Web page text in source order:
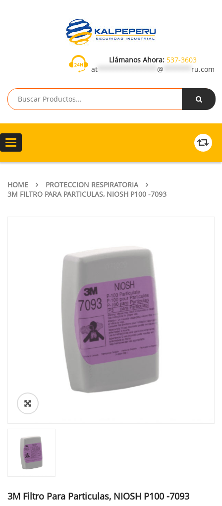
Llámanos Ahora: 537-3603
at
@ ru.com
Toggle
navigation
HOME
PROTECCION RESPIRATORIA
3M FILTRO PARA PARTICULAS, NIOSH P100 -7093
3M Filtro Para Particulas, NIOSH P100 -7093